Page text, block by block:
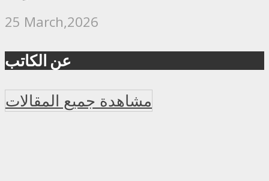
25 March,2026
عن الكاتب
مشاهدة جميع المقالات